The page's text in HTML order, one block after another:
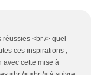
<br /> quel
ces inspirations ;
avec cette mise à